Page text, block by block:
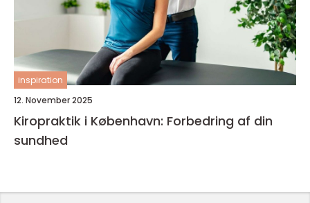
inspiration
12. November 2025
Kiropraktik i København: Forbedring af din
sundhed